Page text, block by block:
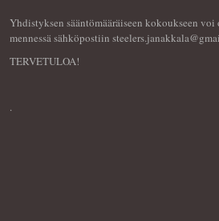
Yhdistyksen sääntömääräiseen kokoukseen
mennessä sähköpostiin
TERVETULOA!
.